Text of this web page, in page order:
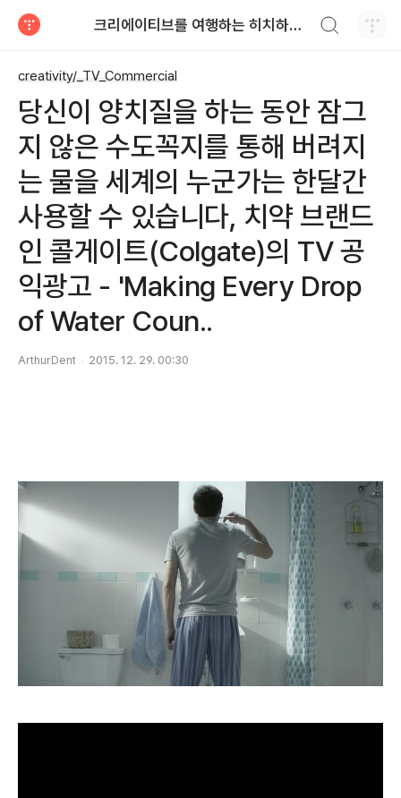
크리에이티브를 여행하는 히치하이커를 위한 안내서
creativity/_TV_Commercial
당신이 양치질을 하는 동안 잠그
지 않은 수도꼭지를 통해 버려지
는 물을 세계의 누군가는 한달간
사용할 수 있습니다, 치약 브랜드
인 콜게이트(Colgate)의 TV 공
익광고 - 'Making Every Drop
of Water Coun..
ArthurDent 2015. 12. 29. 00:30